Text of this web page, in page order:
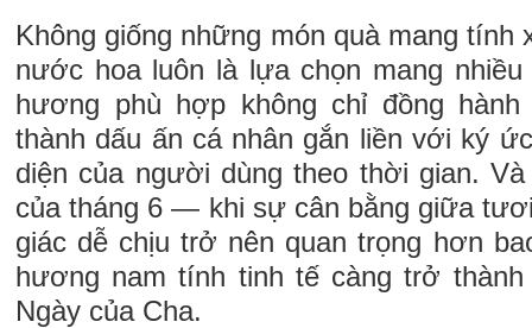
Không giống những món quà mang
nước hoa luôn là lựa chọn mang
hương phù hợp không chỉ đồng
thành dấu ấn cá nhân gắn liền với ký
diện của người dùng theo thời gian.
của tháng 6 — khi sự cân bằng giữa
giác dễ chịu trở nên quan trọng hơn
hương nam tính tinh tế càng trở
Ngày của Cha.